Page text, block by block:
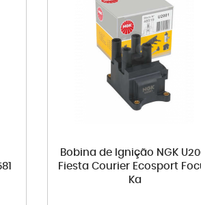
Bobina de Ignição NGK
Fiesta Courier Ecosport
Ka